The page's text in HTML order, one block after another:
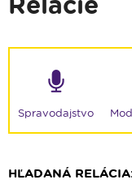
Spravodajstvo
HĽADANÁ